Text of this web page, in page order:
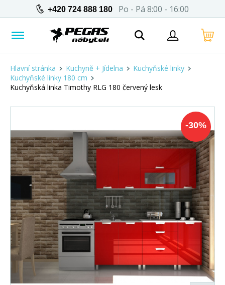
+420 724 888 180 Po - Pá 8:00 - 16:00
Hlavní stránka Kuchyně + Jídelna
Kuchyňské linky
Kuchyňské linky 180 cm
Kuchyňská linka Timothy RLG 180 červený lesk
-30%